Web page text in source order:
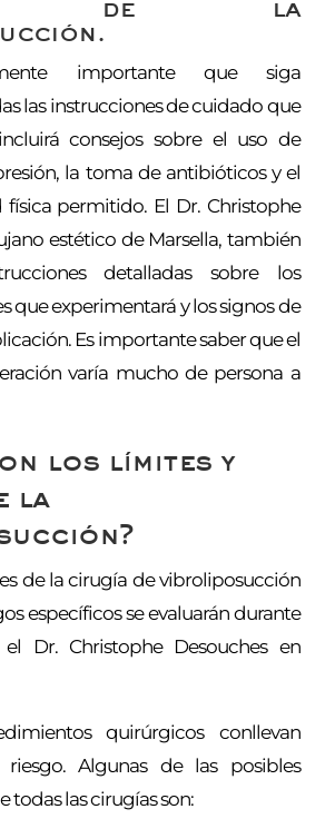
de la
importante que siga
las instrucciones de cuidado que
consejos sobre el uso de
la toma de antibióticos y el
permitido. El Dr. Christophe
estético de Marsella, también
detalladas sobre los
que experimentará y los signos de
Es importante saber que el
varía mucho de persona a
los límites y
la
de la cirugía de vibroliposucción
específicos se evaluarán durante
Dr. Christophe Desouches en
quirúrgicos conllevan
Algunas de las posibles
todas las cirugías son: